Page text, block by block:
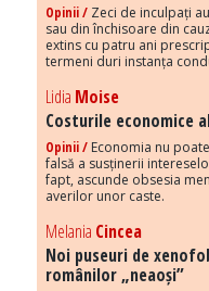
Opinii / Zeci de inculpați
sau din închisoare din
extins cu patru ani
termeni duri instanța
Lidia Moise
Costurile economice
Opinii / Economia nu
falsă a susținerii
fapt, ascunde obsesia
averilor unor caste.
Melania Cincea
Noi puseuri de
românilor „neaoși”